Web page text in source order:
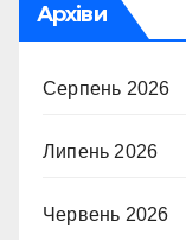
Архіви
Серпень 2026
Липень 2026
Червень 2026